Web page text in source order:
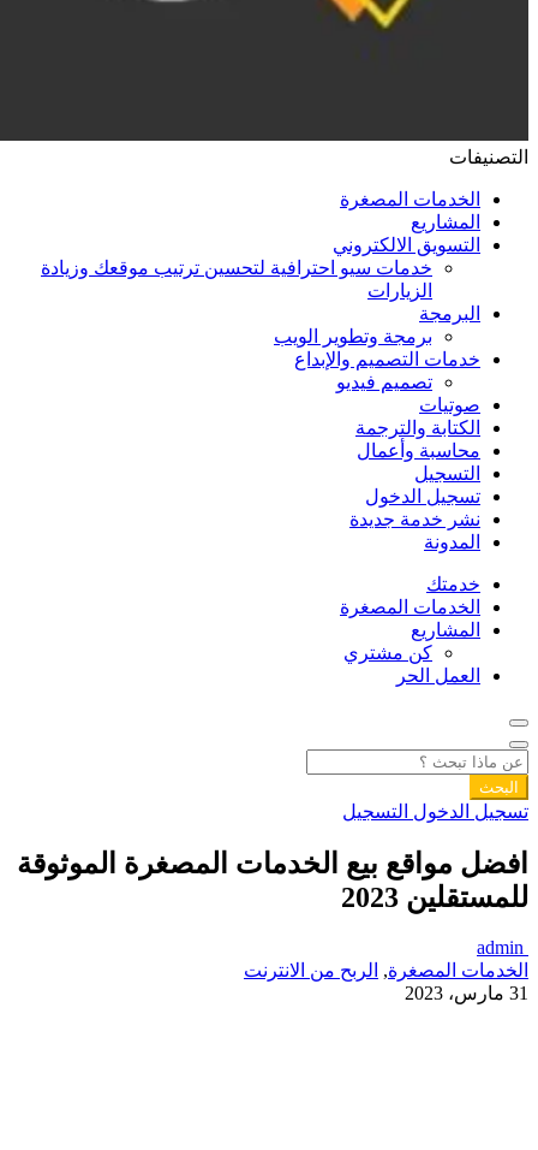
التصنيفات
الخدمات المصغرة
المشاريع
التسويق الالكتروني
خدمات سيو احترافية لتحسين ترتيب موقعك وزيادة
الزيارات
البرمجة
برمجة وتطوير الويب
خدمات التصميم والإبداع
تصميم فيديو
صوتيات
الكتابة والترجمة
محاسبة وأعمال
التسجيل
تسجيل الدخول
نشر خدمة جديدة
المدونة
خدمتك
الخدمات المصغرة
المشاريع
كن مشتري
العمل الحر
البحث
تسجيل الدخول التسجيل
افضل مواقع بيع الخدمات المصغرة الموثوقة
للمستقلين 2023
admin
الخدمات المصغرة, الربح من الانترنت
31 مارس، 2023